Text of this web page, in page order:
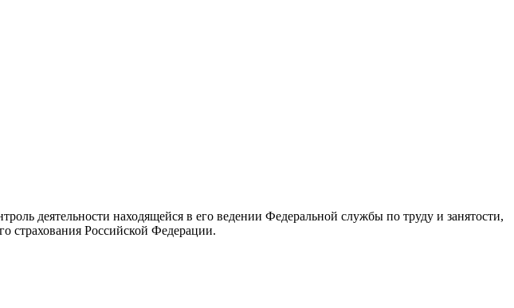
деятельности находящейся в его ведении Федеральной службы по труду и занятости,
страхования Российской Федерации.